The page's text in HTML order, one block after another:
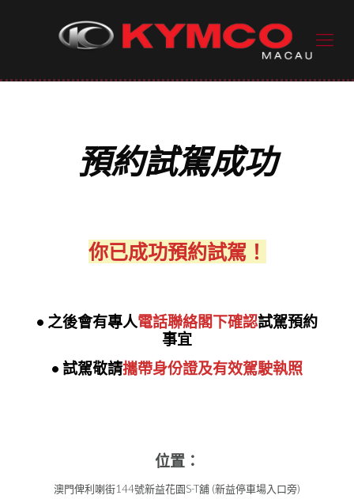
預約試駕成功
你已成功預約試駕！
• 之後會有專人電話聯絡閣下確認試駕預約
事宜
• 試駕敬請攜帶身份證及有效駕駛執照
位置：
澳門俾利喇街144號新益花園S-T舖 (新益停車場入口旁)